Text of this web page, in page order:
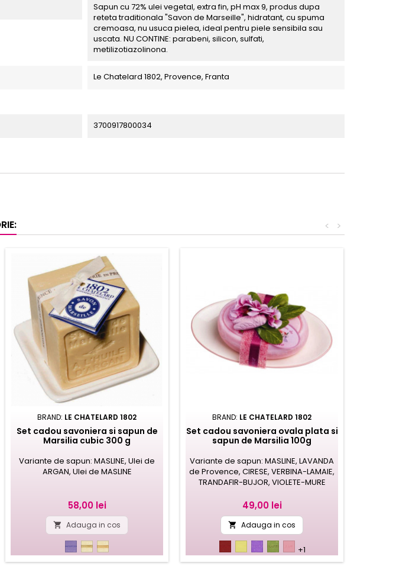
Sapun cu 72% ulei vegetal, extra fin, pH max 9, produs dupa
reteta traditionala "Savon de Marseille", hidratant, cu spuma
cremoasa, nu usuca pielea, ideal pentru piele sensibila sau
uscata. NU CONTINE: parabeni, silicon, sulfati,
metilizotiazolinona.
Le Chatelard 1802, Provence, Franta
3700917800034
>
<
BRAND: LE CHATELARD 1802
Set cadou savoniera si sapun de
Marsilia cubic 300 g
Variante de sapun: MASLINE, Ulei de
ARGAN, Ulei de MASLINE
Pret
58,00 lei
 Adauga in cos
lavanda
ulei
de
ulei
de
BRAND: LE CHATELARD 1802
Set cadou savoniera ovala plata si
sapun de Marsilia 100g
Variante de sapun: MASLINE, LAVANDA
de Provence, CIRESE, VERBINA-LAMAIE,
TRANDAFIR-BUJOR, VIOLETE-MURE
Pret
49,00 lei
 Adauga in cos
verbina,
lamaie
lavanda
de
masline
exfoliant
trandafir,
bujor
+1